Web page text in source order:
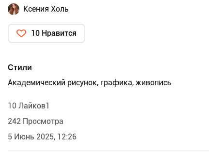
Ксения Холь
10 Нравится
Стили
Академический рисунок, графика, живопись
10 Лайков1
242 Просмотра
5 Июнь 2025, 12:26